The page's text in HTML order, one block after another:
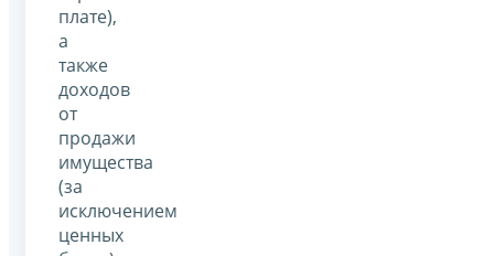
плате),
а
также
доходов
от
продажи
имущества
(за
исключением
ценных